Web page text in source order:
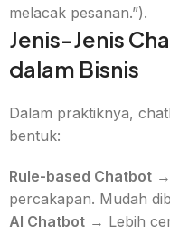
melacak pesanan.”).
Jenis-Jenis
dalam Bisnis
Dalam praktiknya,
bentuk:
Rule-based Chatbot
percakapan. Mudah
AI Chatbot → Lebih